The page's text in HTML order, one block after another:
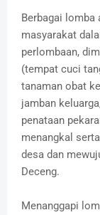
Berbagai lomba
masyarakat
perlombaan,
(tempat cuci
tanaman obat
jamban
penataan
menangkal
desa dan
Deceng.
Menanggapi